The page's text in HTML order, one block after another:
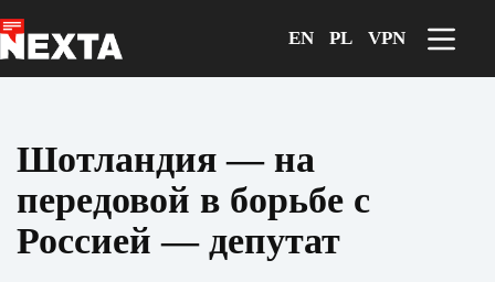
к
сути
EN PL VPN
Шотландия — на
передовой в борьбе с
Россией — депутат